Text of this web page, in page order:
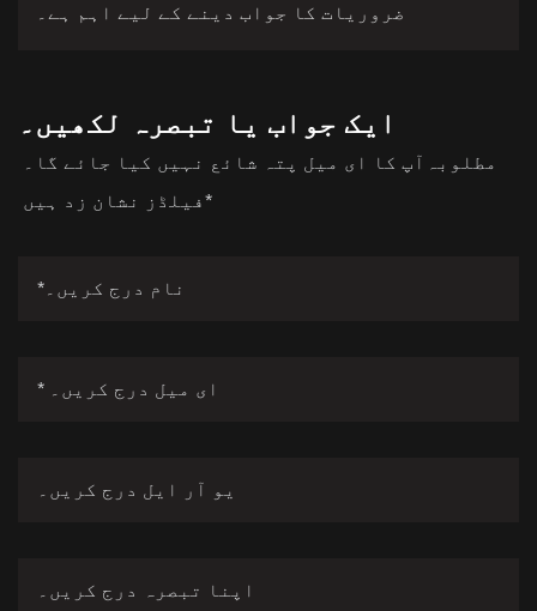
ضروریات کا جواب دینے کے لیے اہم ہے۔
ایک جواب یا تبصرہ لکھیں۔
آپ کا ای میل پتہ شائع نہیں کیا جائے گا۔ مطلوبہ
فیلڈز نشان زد ہیں*